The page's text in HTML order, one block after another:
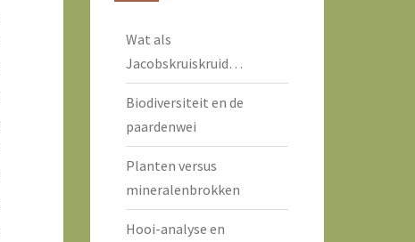
Wat als
Jacobskruiskruid…
Biodiversiteit en de
paardenwei
Planten versus
mineralenbrokken
Hooi-analyse en